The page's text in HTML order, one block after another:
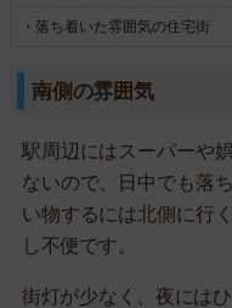
・落ち着いた雰囲気の住宅街
南側の雰囲気
駅周辺にはスーパーや
ないので、日中でも落
い物するには北側に行
し不便です。
街灯が少なく、夜には